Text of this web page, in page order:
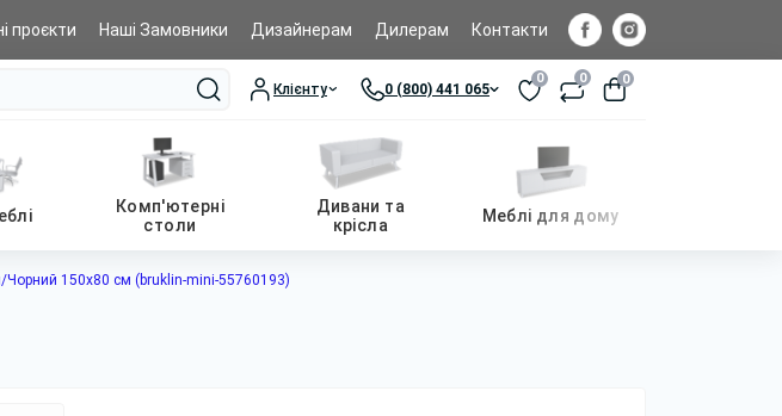
проєкти Наші Замовники Дизайнерам Дилерам Контакти
Клієнту 0 (800) 441 065
0 0 0
Комп'ютерні
столи
Дивани та
крісла
Меблі для дому
Чорний 150x80 см (bruklin-mini-55760193)